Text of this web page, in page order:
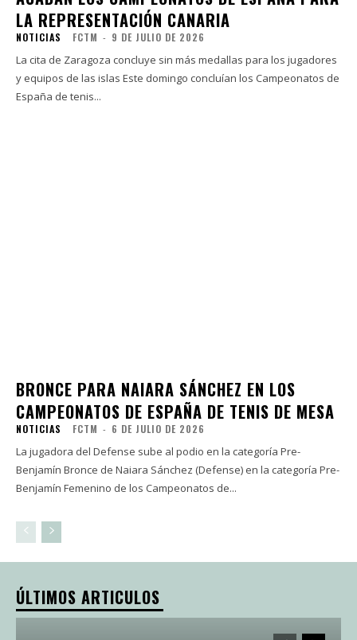
LA REPRESENTACIÓN CANARIA
NOTICIAS FCTM - 9 DE JULIO DE 2026
La cita de Zaragoza concluye sin más medallas para los jugadores
y equipos de las islas Este domingo concluían los Campeonatos de
España de tenis...
BRONCE PARA NAIARA SÁNCHEZ EN LOS
CAMPEONATOS DE ESPAÑA DE TENIS DE MESA
NOTICIAS FCTM - 6 DE JULIO DE 2026
La jugadora del Defense sube al podio en la categoría Pre-
Benjamín Bronce de Naiara Sánchez (Defense) en la categoría Pre-
Benjamín Femenino de los Campeonatos de...
ÚLTIMOS ARTICULOS